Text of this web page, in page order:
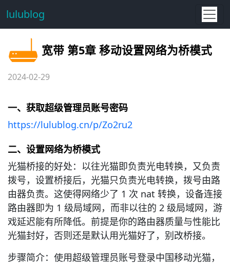
lulublog
宽带 第5章 移动设置网络为桥模式
2024-02-29
一、获取超级管理员账号密码
https://lulublog.cn/p/Zo2ru2
二、设置网络为桥模式
光猫桥接的好处：以往光猫即负责光电转换，又负责
拨号，设置桥接后，光猫只负责光电转换，拨号由路
由器负责。这使得网络少了 1 次 nat 转换，设备连接
路由器即为 1 级局域网，而非以往的 2 级局域网，游
戏延迟能有所降低。前提是你的路由器质量与性能比
光猫封好，否则还是默认用光猫好了，别改桥接。
步骤简介：使用超级管理员账号登录中国移动光猫，